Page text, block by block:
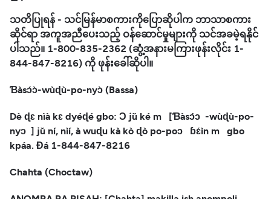
သတိပြုရန် - သင်မြန်မာစကားကိုပြောဆိုပါက ဘာသာစကား
ဆိုင်ရာ အကူအညီပေးသည့် ဝန်ဆောင်မှုများကို သင်အခမဲ့ရနိုင်
ပါသည်။ 1-800-835-2362 (ဆွံ့အနားမကြားဖုန်းလိုင်း 1-
844-847-8216) ကို ဖုန်းခေါ်ဆိုပါ။
Ɓàsɔ́ɔ̀-wùɖù-po-nyɔ̀ (Bassa)
Dè ɖɛ nìà kɛ dyéɖé gbo: Ɔ jǔ ké m [Ɓàsɔ́ɔ -wùɖù-po-
nyɔ ] jǔ ní, nìí, à wuɖu kà kò ɖò po-poɔ ɓɛ́ìn m gbo
kpáa. Ɖá 1-844-847-8216
Chahta (Choctaw)